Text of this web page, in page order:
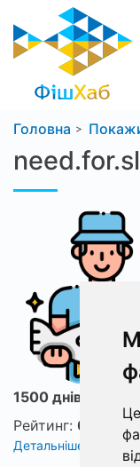
Головна
1500 днів з
Рейтинг: 0
Детальніше про